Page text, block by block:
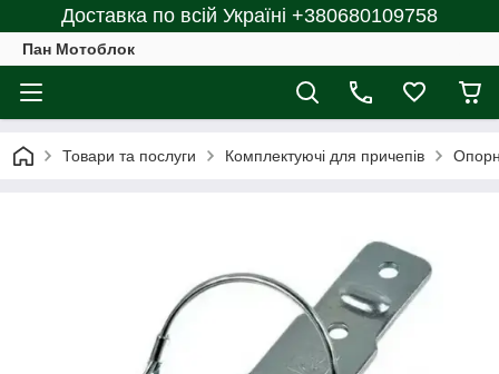
Доставка по всій Україні +380680109758
Пан Мотоблок
Товари та послуги Комплектуючі для причепів